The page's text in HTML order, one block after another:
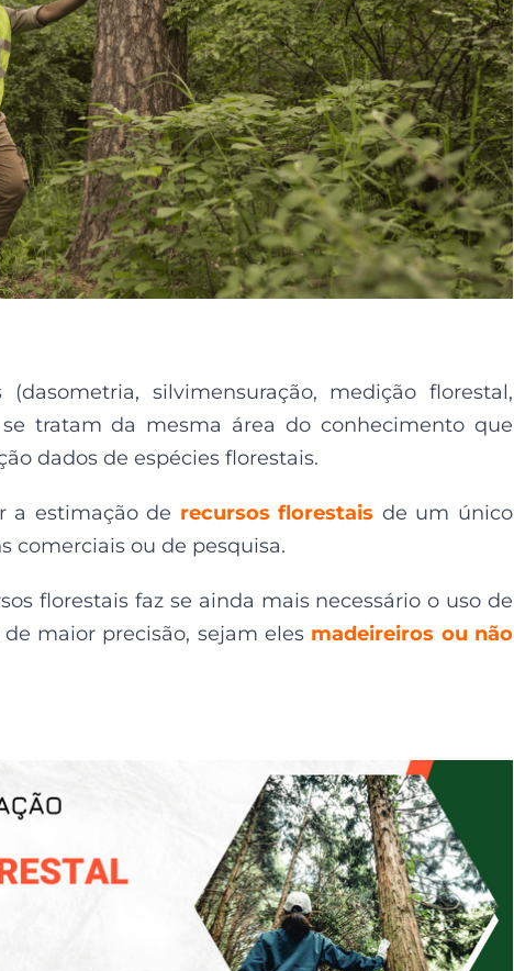
(dasometria, silvimensuração, medição florestal,
se tratamda mesma área do conhecimento que
dados de espécies florestais.
a estimação de recursos florestais de um único
comerciais ou de pesquisa.
florestaisfaz se ainda maisnecessárioo uso de
de maior precisão, sejam eles madeireiros ou não